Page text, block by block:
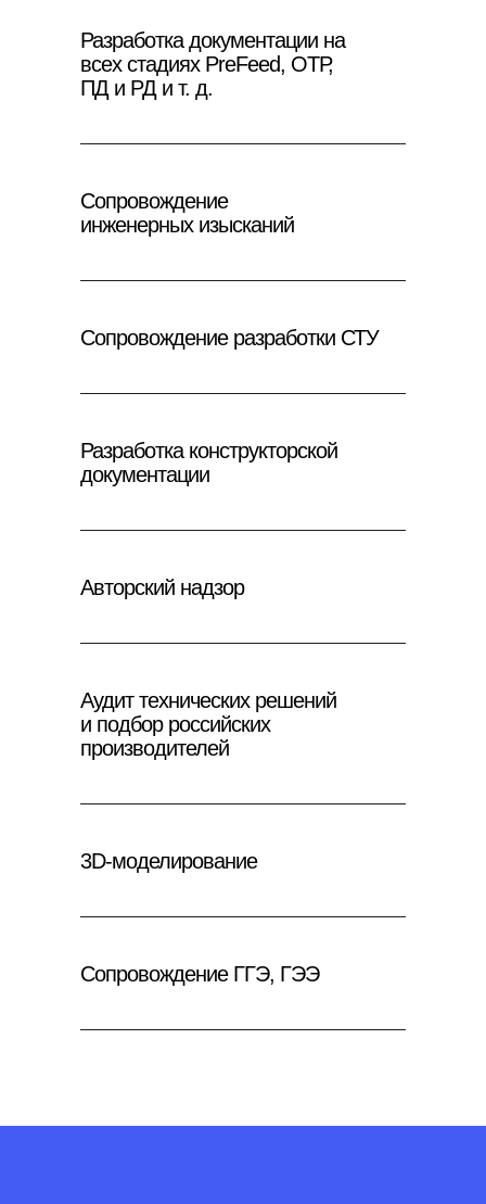
Разработка конструкторской
документации
Сопровождение разработки СТУ
Сопровождение ГГЭ, ГЭЭ
Авторский надзор
Разработка документации на
всех стадиях PreFeed, ОТР,
ПД и РД и т. д.
Аудит технических решений
и подбор российских
производителей
Сопровождение
инженерных изысканий
3D-моделирование